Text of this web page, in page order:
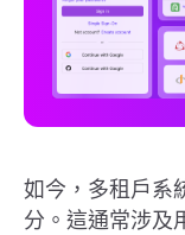
如今，多租戶系
分。這通常涉及